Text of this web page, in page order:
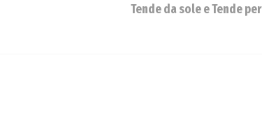
Tende da sole e Tende